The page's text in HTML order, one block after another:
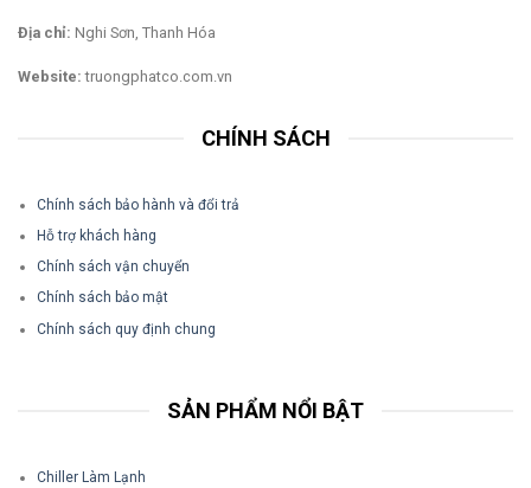
Địa chỉ: Nghi Sơn, Thanh Hóa
Website: truongphatco.com.vn
CHÍNH SÁCH
Chính sách bảo hành và đổi trả
Hỗ trợ khách hàng
Chính sách vận chuyển
Chính sách bảo mật
Chính sách quy định chung
SẢN PHẨM NỔI BẬT
Chiller Làm Lạnh